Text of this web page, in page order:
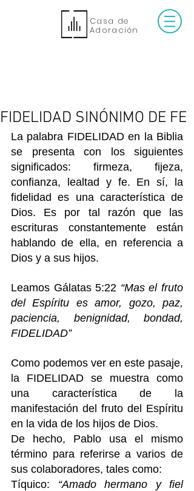
Casa de
Adoración
FIDELIDAD SINÓNIMO DE FE
La palabra FIDELIDAD en la Biblia
se presenta con los siguientes
significados: firmeza, fijeza,
confianza, lealtad y fe. En sí, la
fidelidad es una característica de
Dios. Es por tal razón que las
escrituras constantemente están
hablando de ella, en referencia a
Dios y a sus hijos.
Leamos Gálatas 5:22 “Mas el fruto
del Espíritu es amor, gozo, paz,
paciencia, benignidad, bondad,
FIDELIDAD”
Como podemos ver en este pasaje,
la FIDELIDAD se muestra como
una característica de la
manifestación del fruto del Espíritu
en la vida de los hijos de Dios.
De hecho, Pablo usa el mismo
término para referirse a varios de
sus colaboradores, tales como:
Tíquico: “Amado hermano y fiel